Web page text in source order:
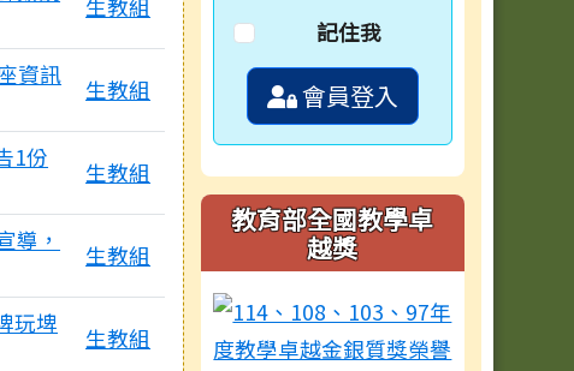
生教組
資訊
生教組
1份
生教組
導，
生教組
玩埤
生教組
記住我
會員登入
教育部全國教學卓
越獎